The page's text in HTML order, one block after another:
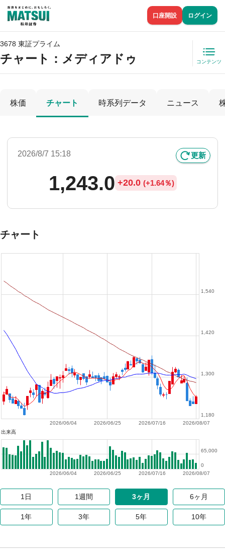
口座開設 ログイン
3678 東証プライム
チャート： メディアドゥ コンテンツ
株価 チャート 時系列データ ニュース
2026/8/7 15:18 更新
1,243.0 +20.0 (+1.64％)
チャート
2026/08/07
2026/07/16
2026/06/25
2026/06/04
1,180
1,300
1,420
1,540
出来高
2026/08/07
2026/07/16
2026/06/25
2026/06/04
0
65,000
1日 1週間 3ヶ月 6ヶ月
1年 3年 5年 10年